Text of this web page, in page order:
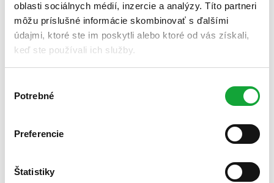
oblasti sociálnych médií, inzercie a analýzy. Títo partneri
môžu príslušné informácie skombinovať s ďalšími
údajmi, ktoré ste im poskytli alebo ktoré od vás získali,
keď ste používali ich služby.
súhlasu
Potrebné
Preferencie
Štatistiky